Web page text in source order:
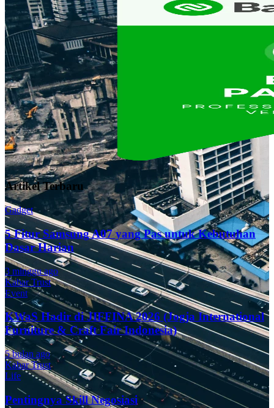
Artikel Terbaru
Gadget
5 Fitur Samsung A07 yang Pas untuk Kebutuhan
Dasar Harian
3 minggu ago
Kabar Trust
Event
KWaS Hadir di JIFFINA 2026 (Jogja International
Furniture & Craft Fair Indonesia)
5 bulan ago
Kabar Trust
Life
Pentingnya Skill Negosiasi